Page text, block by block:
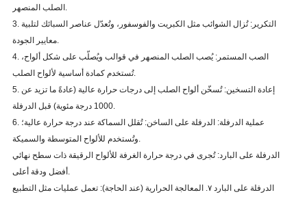
الصلب المنصهر.
3. التكرير: تُزال الشوائب مثل الكبريت والفوسفور، وتُعدّل عناصر السبائك لتلبية
معايير الجودة.
4. الصب المستمر: يُصب الصلب المنصهر في قوالب ويُصلّب على شكل ألواح،
تُستخدم كمادة أساسية لألواح الصلب.
5. إعادة التسخين: تُسخّن ألواح الصلب إلى درجات حرارة عالية (عادةً ما تزيد عن
1000 درجة مئوية) قبل الدرفلة.
6. عملية الدرفلة: الدرفلة على الساخن: تُقلل السماكة عند درجة حرارة عالية؛
وتُستخدم للألواح المتوسطة والسميكة.
الدرفلة على البارد: تُجرى في درجة حرارة الغرفة للألواح الرقيقة ذات سطح نهائي
أفضل ودقة أعلى.
الدرفلة على البارد ٧. المعالجة الحرارية (عند الحاجة): تعمل عمليات مثل التطبيع